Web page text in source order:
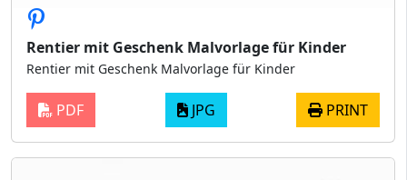
Rentier mit Geschenk Malvorlage für Kinder
Rentier mit Geschenk Malvorlage für Kinder
PDF JPG PRINT